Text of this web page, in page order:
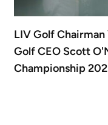
LIV Golf Chairman
Golf CEO Scott
Championship